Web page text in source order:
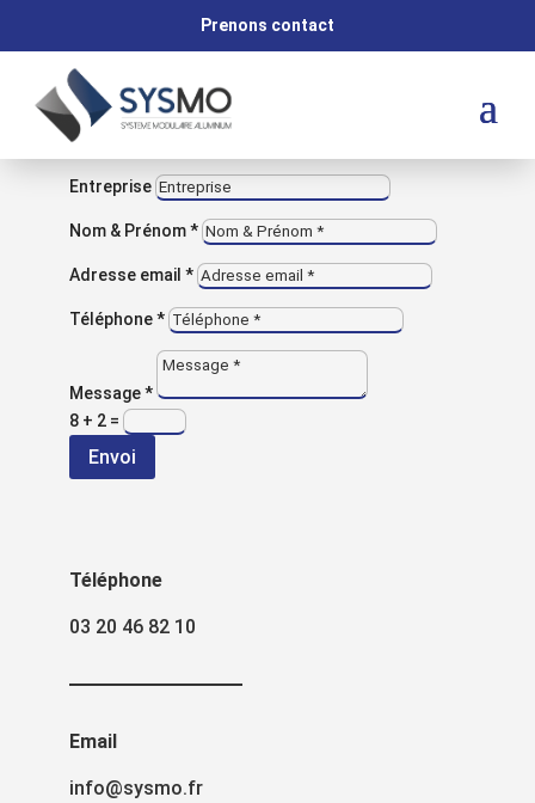
Prenons contact
Retour aux réalisations
NOS RÉALISATIONS
Buffet
modulaire
VOUS AVEZ UNE QUESTION ?
Contactez-nous
Entreprise
Nom & Prénom *
Adresse email *
Téléphone *
Message *
8 + 2 =
Envoi
Téléphone
03 20 46 82 10
Email
info@sysmo.fr